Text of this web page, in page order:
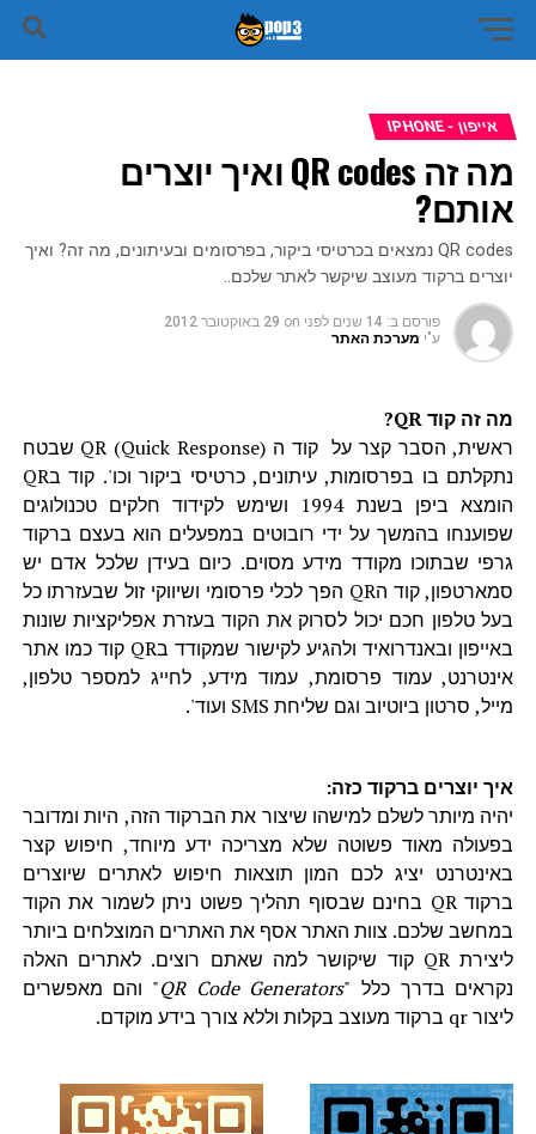
אייפון - IPHONE
מה זה QR codes ואיך יוצרים
אותם?
QR codes נמצאים בכרטיסי ביקור, בפרסומים ובעיתונים, מה זה? ואיך
יוצרים ברקוד מעוצב שיקשר לאתר שלכם..
פורסם ב: 14 שנים לפני on 29 באוקטובר 2012
ע"י מערכת האתר
מה זה קוד QR?
ראשית, הסבר קצר על קוד ה QR (Quick Response) שבטח
נתקלתם בו בפרסומות, עיתונים, כרטיסי ביקור וכו'. קוד בQR
הומצא ביפן בשנת 1994 ושימש לקידוד חלקים טכנולוגים
שפוענחו בהמשך על ידי רובוטים במפעלים הוא בעצם ברקוד
גרפי שבתוכו מקודד מידע מסוים. כיום בעידן שלכל אדם יש
סמארטפון, קוד הQR הפך לכלי פרסומי ושיווקי זול שבעזרתו כל
בעל טלפון חכם יכול לסרוק את הקוד בעזרת אפליקציות שונות
באייפון ובאנדרואיד ולהגיע לקישור שמקודד בQR קוד כמו אתר
אינטרנט, עמוד פרסומת, עמוד מידע, לחייג למספר טלפון,
מייל, סרטון ביוטיוב וגם שליחת SMS ועוד'.
איך יוצרים ברקוד כזה:
יהיה מיותר לשלם למישהו שיצור את הברקוד הזה, היות ומדובר
בפעולה מאוד פשוטה שלא מצריכה ידע מיוחד, חיפוש קצר
באינטרנט יציג לכם המון תוצאות חיפוש לאתרים שיוצרים
ברקוד QR בחינם שבסוף תהליך פשוט ניתן לשמור את הקוד
במחשב שלכם. צוות האתר אסף את האתרים המוצלחים ביותר
ליצירת QR קוד שיקושר למה שאתם רוצים. לאתרים האלה
נקראים בדרך כלל "QR Code Generators" והם מאפשרים
ליצור qr ברקוד מעוצב בקלות וללא צורך בידע מוקדם.